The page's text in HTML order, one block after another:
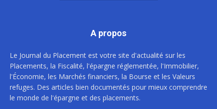
A propos
Le Journal du Placement est votre site d'actualité sur les
Placements, la Fiscalité, l'épargne réglementée, l'Immobilier,
l'Économie, les Marchés financiers, la Bourse et les Valeurs
refuges. Des articles bien documentés pour mieux comprendre
le monde de l'épargne et des placements.